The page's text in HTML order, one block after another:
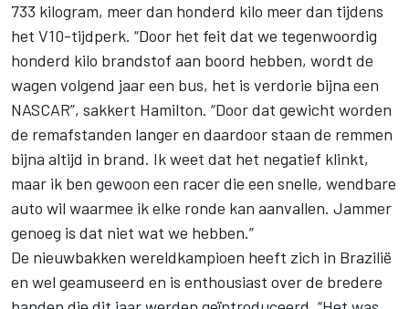
733 kilogram, meer dan honderd kilo meer dan tijdens
het V10-tijdperk. “Door het feit dat we tegenwoordig
honderd kilo brandstof aan boord hebben, wordt de
wagen volgend jaar een bus, het is verdorie bijna een
NASCAR”, sakkert Hamilton. “Door dat gewicht worden
de remafstanden langer en daardoor staan de remmen
bijna altijd in brand. Ik weet dat het negatief klinkt,
maar ik ben gewoon een racer die een snelle, wendbare
auto wil waarmee ik elke ronde kan aanvallen. Jammer
genoeg is dat niet wat we hebben.”
De nieuwbakken wereldkampioen heeft zich in Brazilië
en wel geamuseerd en is enthousiast over de bredere